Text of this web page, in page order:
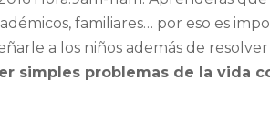
familiares… por eso es
a los niños además de
simples problemas de la vida